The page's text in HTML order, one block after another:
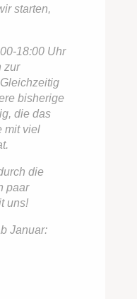
starten,
18:00 Uhr
zur
bisherige
die das
mit viel
die
paar
uns!
Januar: